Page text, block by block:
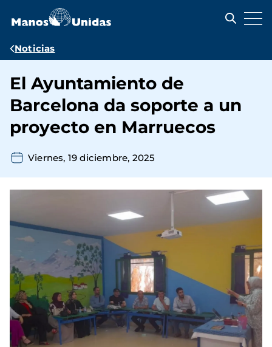
contenido
Ruta
navegación
Noticias
El Ayuntamiento de
Barcelona da soporte a un
proyecto en Marruecos
Viernes, 19 diciembre, 2025